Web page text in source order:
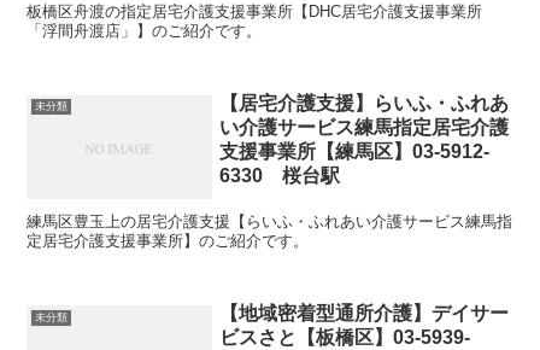
板橋区舟渡の指定居宅介護支援事業所【DHC居宅介護支援事業所
「浮間舟渡店」】のご紹介です。
未分類
【居宅介護支援】らいふ・ふれあ
い介護サービス練馬指定居宅介護
支援事業所【練馬区】03-5912-
6330 桜台駅
練馬区豊玉上の居宅介護支援【らいふ・ふれあい介護サービス練馬指
定居宅介護支援事業所】のご紹介です。
未分類
【地域密着型通所介護】デイサー
ビスさと【板橋区】03-5939-